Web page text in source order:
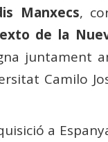
Manxecs,
de la
juntament
Camilo
a